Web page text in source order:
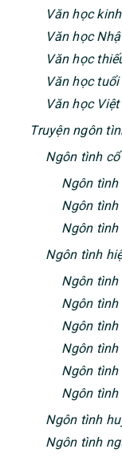
Văn học
Văn học
Văn học
Văn học
Văn học
Truyện ngôn
Ngôn tình
Ngôn
Ngôn
Ngôn
Ngôn tình
Ngôn tình
Ngôn
Ngôn
Ngôn
Ngôn
Ngôn tình
Ngôn tình
Ngôn tình